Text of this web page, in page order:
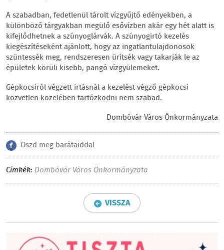
A szabadban, fedetlenül tárolt vízgyűjtő edényekben, a
különböző tárgyakban megülő esővízben akár egy hét alatt is
kifejlődhetnek a szúnyoglárvák. A szúnyogirtó kezelés
kiegészítéseként ajánlott, hogy az ingatlantulajdonosok
szüntessék meg, rendszeresen ürítsék vagy takarják le az
épületek körüli kisebb, pangó vízgyülemeket.
Gépkocsiról végzett irtásnál a kezelést végző gépkocsi
közvetlen közelében tartózkodni nem szabad.
Dombóvár Város Önkormányzata
Oszd meg barátaiddal
Címkék: Dombóvár Város Önkormányzata
VISSZA